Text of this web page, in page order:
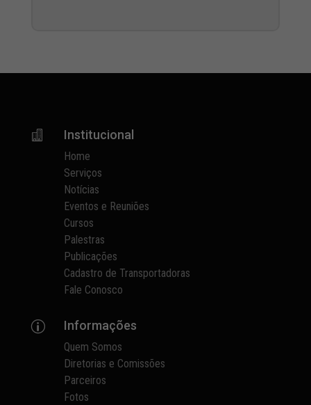
 Institucional
Home
Serviços
Notícias
Eventos e Reuniões
Cursos
Palestras
Publicações
Cadastro de Transportadoras
Fale Conosco
p Informações
Quem Somos
Diretorias e Comissões
Parceiros
Fotos